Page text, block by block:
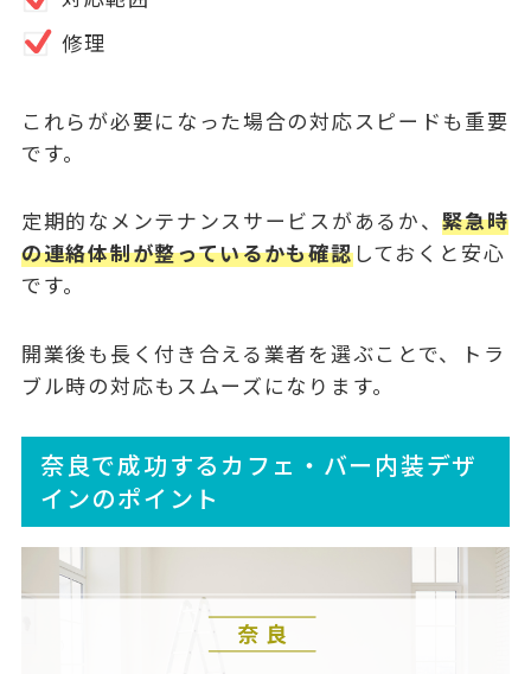
修理
これらが必要になった場合の対応スピードも重要
です。
定期的なメンテナンスサービスがあるか、緊急時
の連絡体制が整っているかも確認しておくと安心
です。
開業後も長く付き合える業者を選ぶことで、トラ
ブル時の対応もスムーズになります。
奈良で成功するカフェ・バー内装デザ
インのポイント